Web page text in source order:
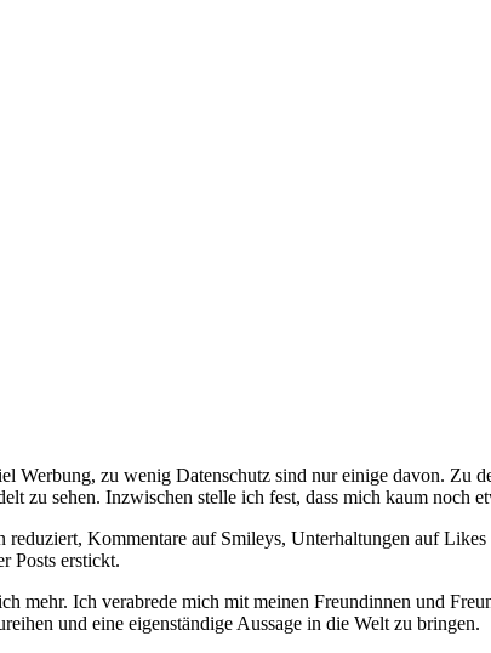
zu wenig Datenschutz sind nur einige davon. Zu
zu sehen. Inzwischen stelle ich fest, dass mich kaum noch
Kommentare auf Smileys, Unterhaltungen auf
Posts erstickt.
mehr. Ich verabrede mich mit meinen Freundinnen und
und eine eigenständige Aussage in die Welt zu bringen.